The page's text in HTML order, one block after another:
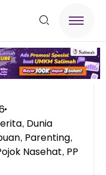
, Dunia
, Parenting,
Nasehat, PP